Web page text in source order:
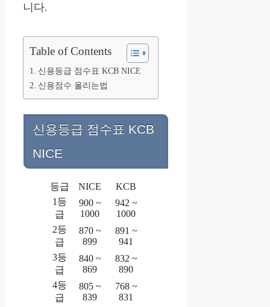
니다.
Table of Contents
신용등급 점수표 KCB NICE
신용점수 올리는법
신용등급 점수표 KCB
NICE
등급 NICE
KCB
1등
급
900 ~
1000
942 ~
1000
2등
급
870 ~
899
891 ~
941
3등
급
840 ~
869
832 ~
890
4등
급
805 ~
839
768 ~
831